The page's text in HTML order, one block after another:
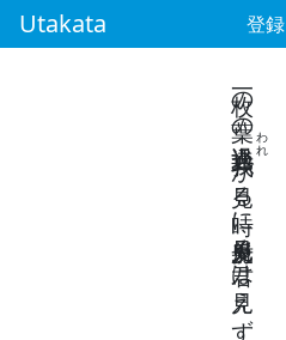
Utakata 登録
一枚の葉の透過光
われ
が見る時に反射光見る君は見えず